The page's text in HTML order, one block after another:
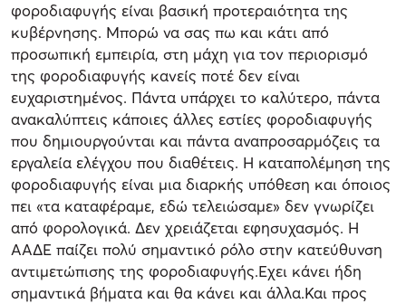
φοροδιαφυγής είναι βασική προτεραιότητα της
κυβέρνησης. Μπορώ να σας πω και κάτι από
προσωπική εμπειρία, στη μάχη για τον περιορισμό
της φοροδιαφυγής κανείς ποτέ δεν είναι
ευχαριστημένος. Πάντα υπάρχει το καλύτερο, πάντα
ανακαλύπτεις κάποιες άλλες εστίες φοροδιαφυγής
που δημιουργούνται και πάντα αναπροσαρμόζεις τα
εργαλεία ελέγχου που διαθέτεις. Η καταπολέμηση της
φοροδιαφυγής είναι μια διαρκής υπόθεση και όποιος
πει «τα καταφέραμε, εδώ τελειώσαμε» δεν γνωρίζει
από φορολογικά. Δεν χρειάζεται εφησυχασμός. Η
ΑΑΔΕ παίζει πολύ σημαντικό ρόλο στην κατεύθυνση
αντιμετώπισης της φοροδιαφυγής.Εχει κάνει ήδη
σημαντικά βήματα και θα κάνει και άλλα.Και προς